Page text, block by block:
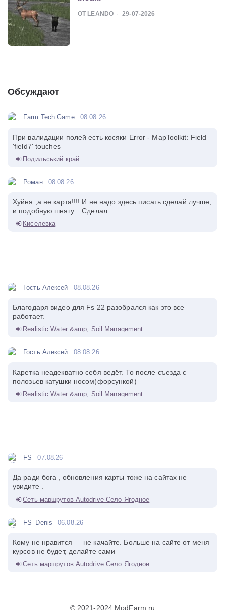
ОТ LEANDO 29-07-2026
Обсуждают
Farm Tech Game 08.08.26
При валидации полей есть косяки Error - MapToolkit: Field
'field7' touches
Подильський край
Роман 08.08.26
Хуйня ,а не карта!!!! И не надо здесь писать сделай лучше,
и подобную шнягу... Сделал
Киселевка
Гость Алексей 08.08.26
Благодаря видео для Fs 22 разобрался как это все
работает.
Realistic Water &amp; Soil Management
Гость Алексей 08.08.26
Каретка неадекватно себя ведёт. То после съезда с
полозьев катушки носом(форсункой)
Realistic Water &amp; Soil Management
FS 07.08.26
Да ради бога , обновления карты тоже на сайтах не
увидите .
Сеть маршрутов Autodrive Село Ягодное
FS_Denis 06.08.26
Кому не нравится — не качайте. Больше на сайте от меня
курсов не будет, делайте сами
Сеть маршрутов Autodrive Село Ягодное
© 2021-2024 ModFarm.ru